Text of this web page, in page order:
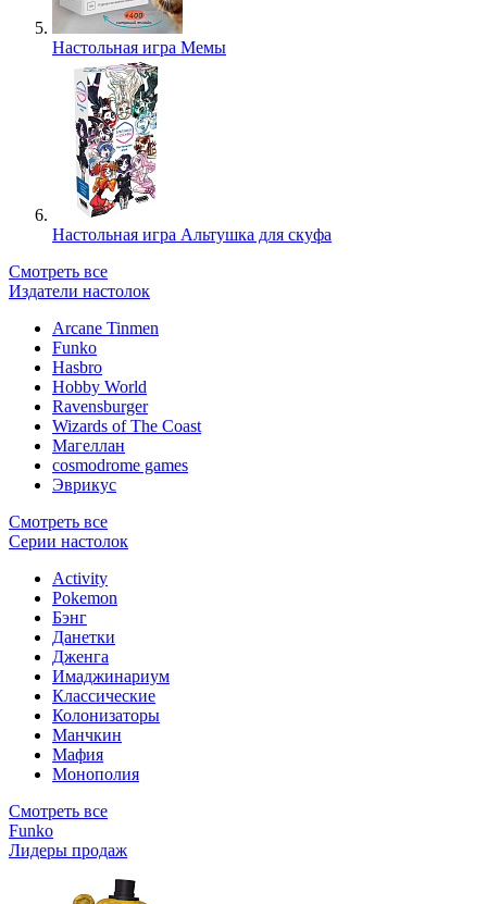
Настольная игра Мемы
Настольная игра Альтушка для скуфа
Смотреть все
Издатели настолок
Arcane Tinmen
Funko
Hasbro
Hobby World
Ravensburger
Wizards of The Coast
Магеллан
сosmodrome games
Эврикус
Смотреть все
Серии настолок
Activity
Pokemon
Бэнг
Данетки
Дженга
Имаджинариум
Классические
Колонизаторы
Манчкин
Мафия
Монополия
Смотреть все
Funko
Лидеры продаж